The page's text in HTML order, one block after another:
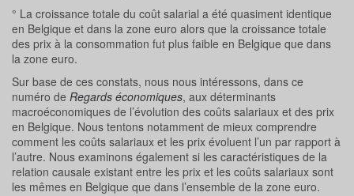
° La croissance totale du coût salarial a été quasiment identique
en Belgique et dans la zone euro alors que la croissance totale
des prix à la consommation fut plus faible en Belgique que dans
la zone euro.
Sur base de ces constats, nous nous intéressons, dans ce
numéro de Regards économiques, aux déterminants
macroéconomiques de l’évolution des coûts salariaux et des prix
en Belgique. Nous tentons notamment de mieux comprendre
comment les coûts salariaux et les prix évoluent l’un par rapport à
l’autre. Nous examinons également si les caractéristiques de la
relation causale existant entre les prix et les coûts salariaux sont
les mêmes en Belgique que dans l’ensemble de la zone euro.